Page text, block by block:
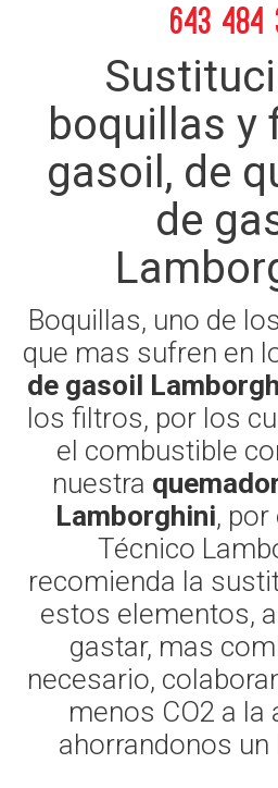
643 484
boquillas y
gasoil, de
de
Boquillas, uno de
que mas sufren en
de gasoil
los filtros, por los
el combustible
nuestra
Lamborghini,
Técnico
recomienda la
estos elementos,
gastar, mas
necesario,
menos CO2 a la
ahorrandonos un